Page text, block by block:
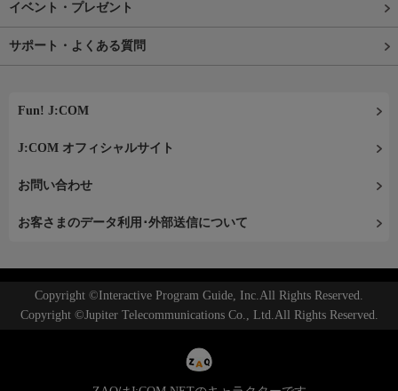
イベント・プレゼント
サポート・よくある質問
Fun! J:COM
J:COM オフィシャルサイト
お問い合わせ
お客さまのデータ利用･外部送信について
Copyright ©Interactive Program Guide, Inc.All Rights Reserved.
Copyright ©Jupiter Telecommunications Co., Ltd.All Rights Reserved.